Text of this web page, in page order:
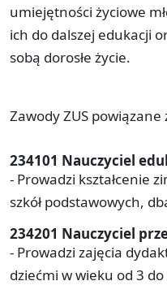
umiejętności życiowe
ich do dalszej edukacji
sobą dorosłe życie.
Zawody ZUS
234101 Nauczyciel
- Prowadzi kształcenie
szkół podstawowych,
234201 Nauczyciel
- Prowadzi zajęcia
dziećmi w wieku od 3